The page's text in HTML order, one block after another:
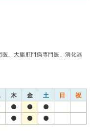
、大腸肛門病専門医、消化器
木 金 土 日 祝